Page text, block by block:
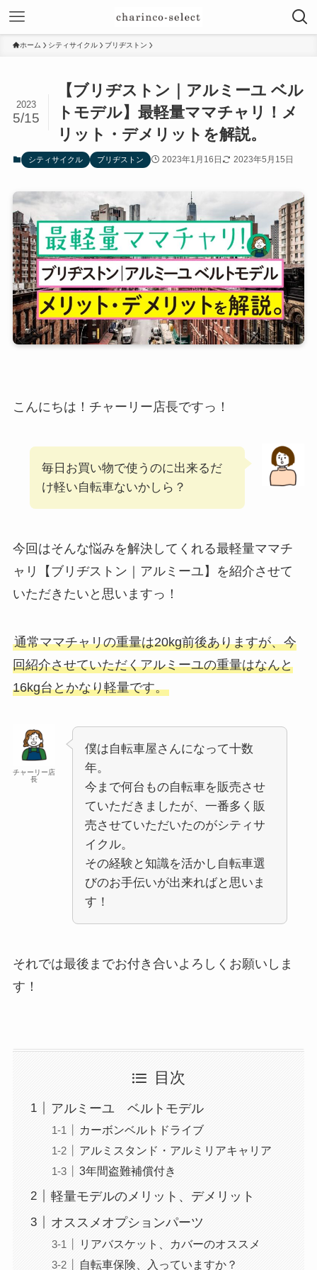
ホーム シティサイクル ブリヂストン
【ブリヂストン｜アルミーユ ベル
トモデル】最軽量ママチャリ！メ
リット・デメリットを解説。
2023
5/15
シティサイクル ブリヂストン 2023年1月16日 2023年5月15日
こんにちは！チャーリー店長ですっ！
毎日お買い物で使うのに出来るだ
け軽い自転車ないかしら？
今回はそんな悩みを解決してくれる最軽量ママチ
ャリ【ブリヂストン｜アルミーユ】を紹介させて
いただきたいと思いますっ！
通常ママチャリの重量は20kg前後ありますが、今
回紹介させていただくアルミーユの重量はなんと
16kg台とかなり軽量です。
チャーリー店
長
僕は自転車屋さんになって十数
年。
今まで何台もの自転車を販売させ
ていただきましたが、一番多く販
売させていただいたのがシティサ
イクル。
その経験と知識を活かし自転車選
びのお手伝いが出来ればと思いま
す！
それでは最後までお付き合いよろしくお願いしま
す！
目次
アルミーユ ベルトモデル
カーボンベルトドライブ
アルミスタンド・アルミリアキャリア
3年間盗難補償付き
軽量モデルのメリット、デメリット
オススメオプションパーツ
リアバスケット、カバーのオススメ
自転車保険、入っていますか？